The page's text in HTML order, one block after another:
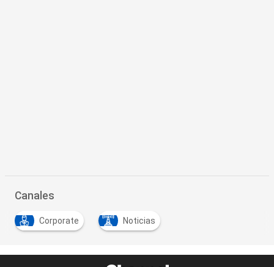
Canales
Corporate Noticias